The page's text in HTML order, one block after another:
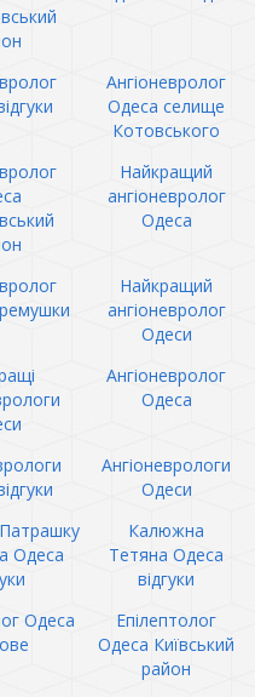
Ангіоневролог
Одеса селище
Котовського
Найкращий
ангіоневролог
Одеса
Найкращий
ангіоневролог
Одеси
Ангіоневролог
Одеса
Ангіоневрологи
Одеси
Одеса
Калюжна
Тетяна Одеса
відгуки
Одеса
Епілептолог
Одеса Київський
район